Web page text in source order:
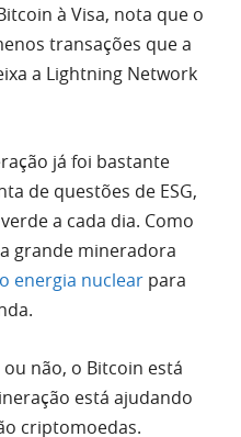
à Visa, nota que o
transações que a
a Lightning Network
já foi bastante
de questões de ESG,
a cada dia. Como
grande mineradora
energia nuclear para
não, o Bitcoin está
está ajudando
criptomoedas.